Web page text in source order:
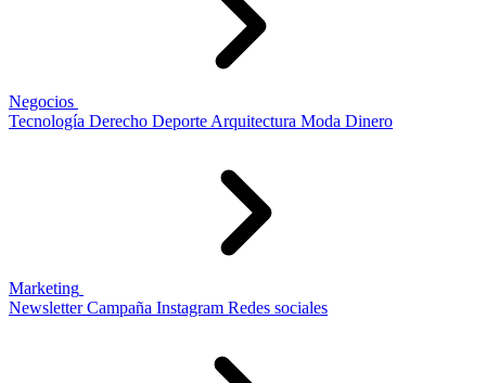
Negocios
Tecnología Derecho Deporte Arquitectura Moda Dinero
Marketing
Newsletter Campaña Instagram Redes sociales